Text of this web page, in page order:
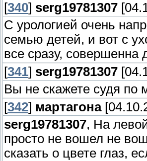
[340] serg19781307
С урологией очень
семью детей, и вот с
все сразу, совершенна
[341] serg19781307
Вы не скажете судя по
[342] мартагона
serg19781307, На
просто не вошел не
сказать о цвете глаз,